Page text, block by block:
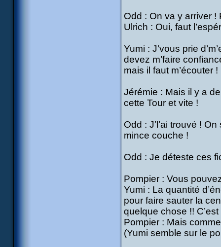
Odd : On va y arriver !
Ulrich : Oui, faut
Yumi : J’vous prie
devez m’faire
mais il faut m’écouter
Jérémie : Mais il y a
cette Tour et vite !
Odd : J’l’ai trouvé !
mince couche !
Odd : Je déteste ces
Pompier : Vous
Yumi : La quantité
pour faire sauter la
quelque chose !!
Pompier : Mais
(Yumi semble sur le